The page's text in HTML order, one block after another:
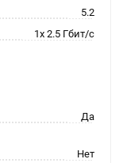
5.2
1x 2.5 Гбит/с
Да
Нет